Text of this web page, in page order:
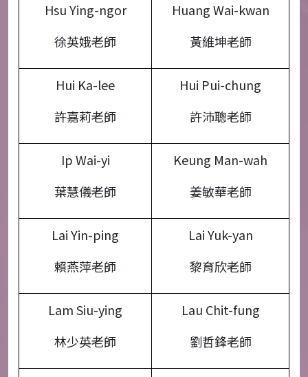
Hsu Ying-ngor
徐英娥老師
Huang Wai-kwan
黃維坤老師
Hui Ka-lee
許嘉莉老師
Hui Pui-chung
許沛聰老師
Ip Wai-yi
葉慧儀老師
Keung Man-wah
姜敏華老師
Lai Yin-ping
賴燕萍老師
Lai Yuk-yan
黎育欣老師
Lam Siu-ying
林少英老師
Lau Chit-fung
劉哲鋒老師